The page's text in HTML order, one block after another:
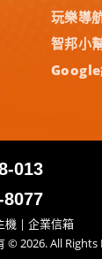
玩樂導
智邦小
Google
013
8077
機 | 企業信箱
© 2026. All